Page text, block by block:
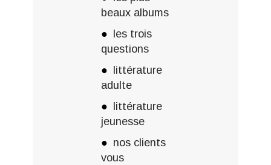
beaux albums
les trois
questions
littérature
adulte
littérature
jeunesse
nos clients
vous